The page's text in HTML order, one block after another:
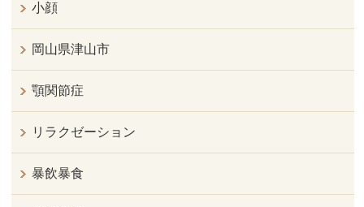
小顔
岡山県津山市
顎関節症
リラクゼーション
暴飲暴食